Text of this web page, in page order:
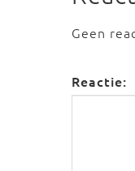
Geen
Reactie: